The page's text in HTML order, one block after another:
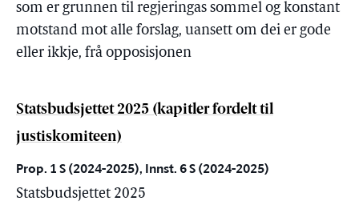
som er grunnen til regjeringas sommel og konstant
motstand mot alle forslag, uansett om dei er gode
eller ikkje, frå opposisjonen
Statsbudsjettet 2025 (kapitler fordelt til
justiskomiteen)
Prop. 1 S (2024-2025), Innst. 6 S (2024-2025)
Statsbudsjettet 2025